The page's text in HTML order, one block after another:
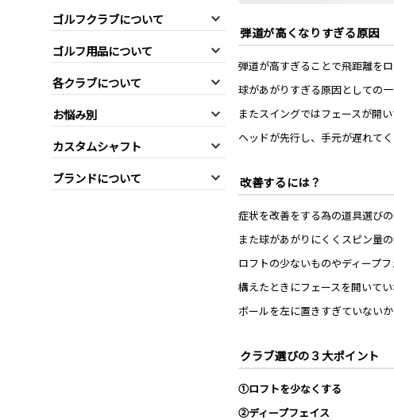
弾道が高くなりすぎる原因
弾道が高すぎることで飛距離を
球があがりすぎる原因としての
またスイングではフェースが開
ヘッドが先行し、手元が遅れて
改善するには？
症状を改善をする為の道具選び
また球があがりにくくスピン量
ロフトの少ないものやディープ
構えたときにフェースを開いて
ボールを左に置きすぎていない
クラブ選びの３大ポイント
①ロフトを少なくする
②ディープフェイス
ゴルフクラブについて
ゴルフ用品について
各クラブについて
お悩み別
カスタムシャフト
ブランドについて